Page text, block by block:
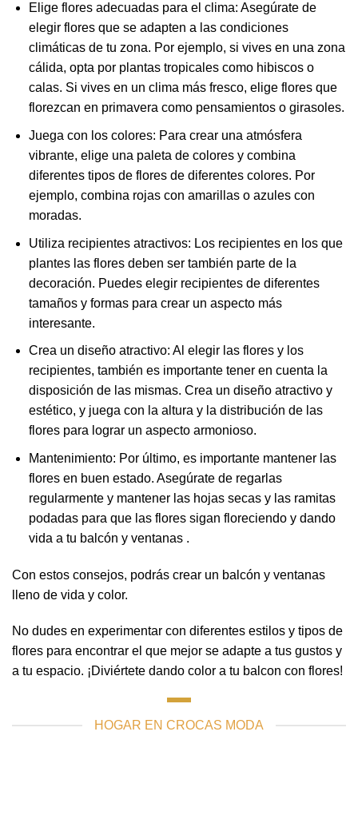
Elige flores adecuadas para el clima: Asegúrate de
elegir flores que se adapten a las condiciones
climáticas de tu zona. Por ejemplo, si vives en una zona
cálida, opta por plantas tropicales como hibiscos o
calas. Si vives en un clima más fresco, elige flores que
florezcan en primavera como pensamientos o girasoles.
Juega con los colores: Para crear una atmósfera
vibrante, elige una paleta de colores y combina
diferentes tipos de flores de diferentes colores. Por
ejemplo, combina rojas con amarillas o azules con
moradas.
Utiliza recipientes atractivos: Los recipientes en los que
plantes las flores deben ser también parte de la
decoración. Puedes elegir recipientes de diferentes
tamaños y formas para crear un aspecto más
interesante.
Crea un diseño atractivo: Al elegir las flores y los
recipientes, también es importante tener en cuenta la
disposición de las mismas. Crea un diseño atractivo y
estético, y juega con la altura y la distribución de las
flores para lograr un aspecto armonioso.
Mantenimiento: Por último, es importante mantener las
flores en buen estado. Asegúrate de regarlas
regularmente y mantener las hojas secas y las ramitas
podadas para que las flores sigan floreciendo y dando
vida a tu balcón y ventanas .
Con estos consejos, podrás crear un balcón y ventanas
lleno de vida y color.
No dudes en experimentar con diferentes estilos y tipos de
flores para encontrar el que mejor se adapte a tus gustos y
a tu espacio. ¡Diviértete dando color a tu balcon con flores!
HOGAR EN CROCAS MODA